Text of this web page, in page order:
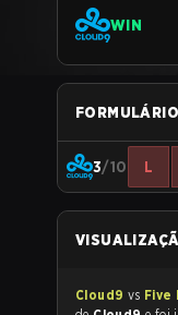
WIN
FORMULÁRIO
3/10 L
Cloud9 vs Five